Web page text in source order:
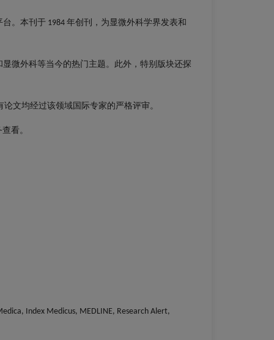
台。本刊于 1984 年创刊，为显微外科学界发表和
微外科等当今的热门主题。此外，特别版块还探
论文均经过该领域国际专家的严格评审。
看。
Index Medicus, MEDLINE, Research Alert,